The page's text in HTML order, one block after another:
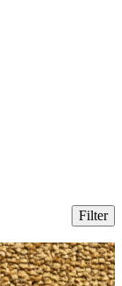
Filter
Sluiten
Prijs